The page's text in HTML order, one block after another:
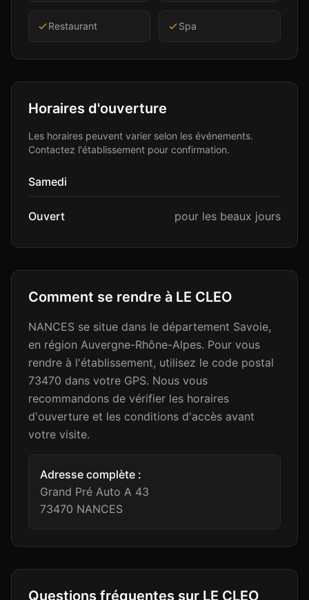
Restaurant Spa
Horaires d'ouverture
Les horaires peuvent varier selon les événements.
Contactez l'établissement pour confirmation.
Samedi
Ouvert pour les beaux jours
Comment se rendre à LE CLEO
NANCES se situe dans le département Savoie,
en région Auvergne-Rhône-Alpes. Pour vous
rendre à l'établissement, utilisez le code postal
73470 dans votre GPS. Nous vous
recommandons de vérifier les horaires
d'ouverture et les conditions d'accès avant
votre visite.
Adresse complète :
Grand Pré Auto A 43
73470 NANCES
Questions fréquentes sur LE CLEO